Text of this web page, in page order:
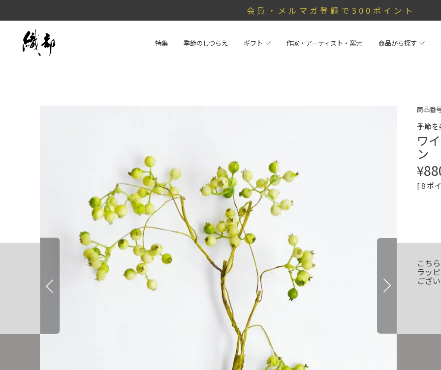
会員・メルマガ登録で300ポイント
特集 季節のしつらえ ギフト 作家・アーティスト・窯元 商品から探す
商品番
季節を
ワ
ン
¥
[8 ポ
こち
ラッ
ござ